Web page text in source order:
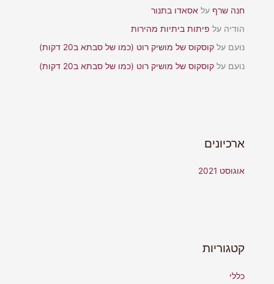
חנה שרף על אסאדו בתנור
הודיה על פיתות ביתיות מהירות
נועם עלקוסקוס של מושיק רוט (כמו של סבתא ב20 דקות)
נועם עלקוסקוס של מושיק רוט (כמו של סבתא ב20 דקות)
ארכיונים
אוגוסט 2021
קטגוריות
כללי